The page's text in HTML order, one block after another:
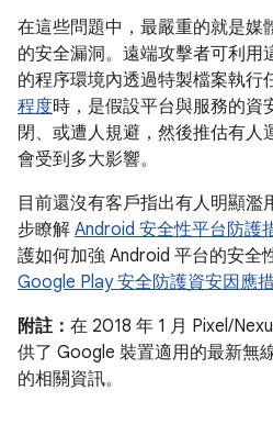
在這些問題中，最嚴重的就是媒
的安全漏洞。遠端攻擊者可利用
的程序環境內透過特製檔案執行
程度時，是假設平台與服務的資
閉、或遭人規避，然後推估有人
會受到多大影響。
目前還沒有客戶指出有人明顯濫
步瞭解 Android 安全性平台防護
護如何加強 Android 平台的安全
Google Play 安全防護資安因應
附註： 在 2018 年 1 月 Pixel/
供了 Google 裝置適用的最新無
的相關資訊。